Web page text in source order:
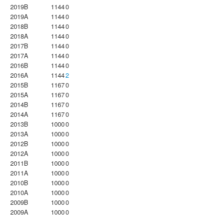
2019B
11440
2019A
11440
2018B
11440
2018A
11440
2017B
11440
2017A
11440
2016B
11440
2016A
11442
2015B
11670
2015A
11670
2014B
11670
2014A
11670
2013B
10000
2013A
10000
2012B
10000
2012A
10000
2011B
10000
2011A
10000
2010B
10000
2010A
10000
2009B
10000
2009A
10000